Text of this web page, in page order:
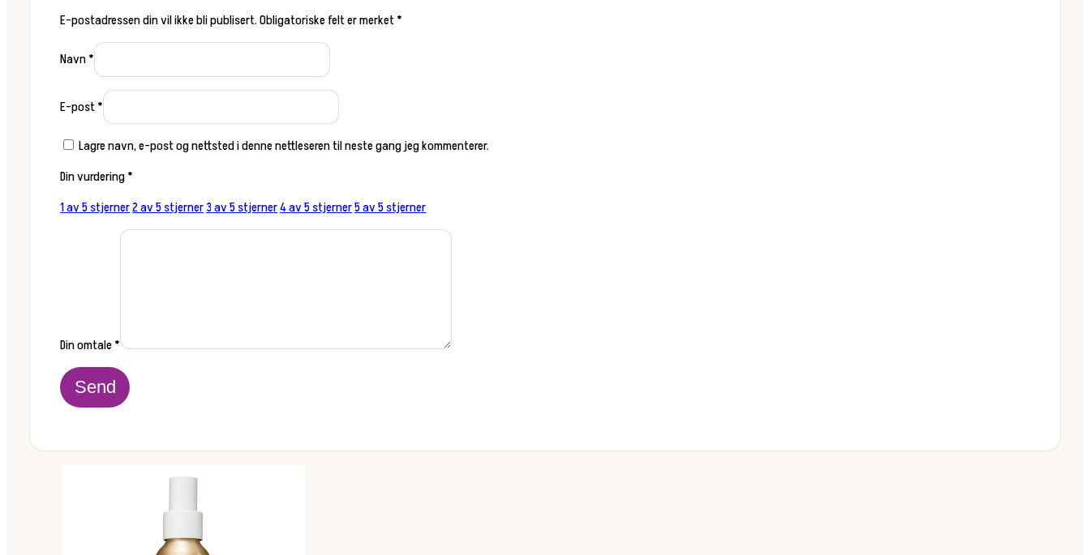
E-postadressen din vil ikke bli publisert.Obligatoriske felt er merket*
Navn*
E-post*
Lagre navn, e-post og nettsted i denne nettleseren til neste gang jeg kommenterer.
Din vurdering*
1 av 5 stjerner2 av 5 stjerner3 av 5 stjerner4 av 5 stjerner5 av 5 stjerner
Din omtale*